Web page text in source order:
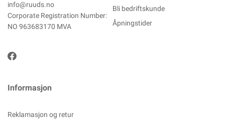
info@ruuds.no
Corporate Registration Number:
NO 963683170 MVA
Bli bedriftskunde
Åpningstider
Informasjon
Reklamasjon og retur